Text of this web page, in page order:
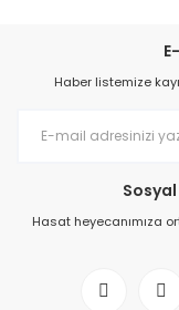
Haber listemize
Hasat heyecanımıza